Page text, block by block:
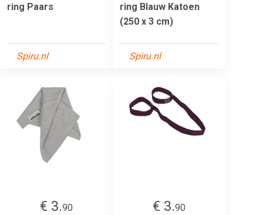
ring Paars
Spiru.nl
ring Blauw Katoen
(250 x 3 cm)
Spiru.nl
€ 3.90
€ 3.90